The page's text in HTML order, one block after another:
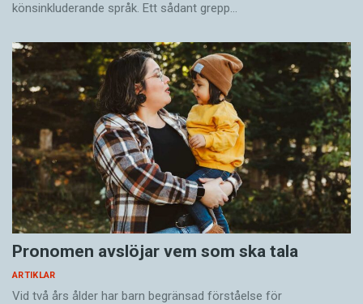
könsinkluderande språk. Ett sådant grepp…
Pronomen avslöjar vem som ska tala
ARTIKLAR
Vid två års ålder har barn begränsad förståelse för